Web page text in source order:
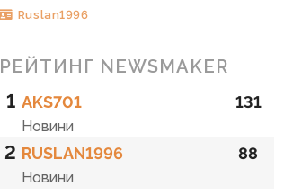
Ruslan1996
РЕЙТИНГ NEWSMAKER
1 AKS701
Новини
131
2 RUSLAN1996
Новини
88